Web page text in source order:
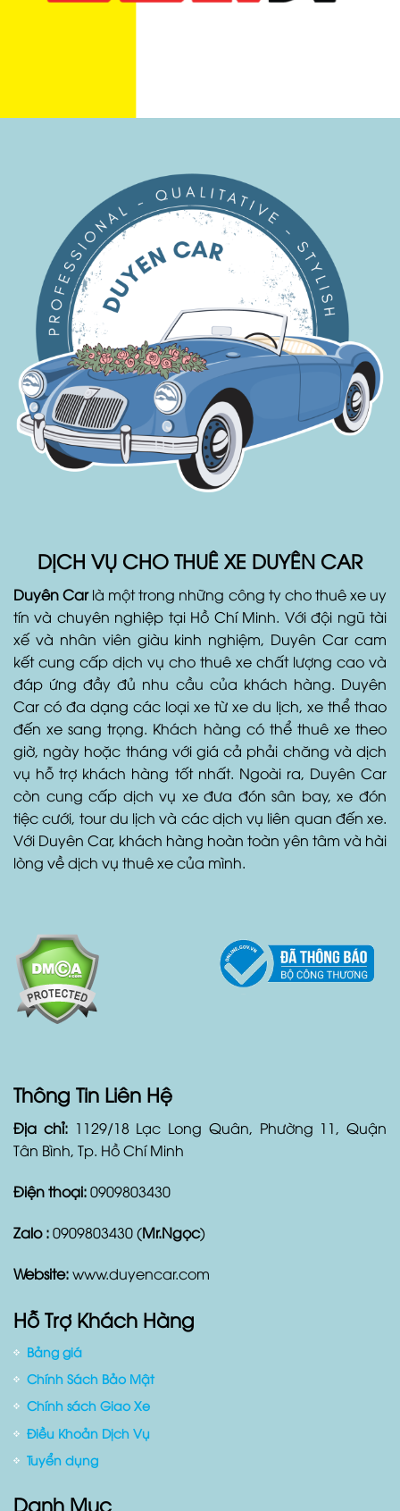
DỊCH VỤ CHO THUÊ XE DUYÊN CAR
Duyên Carlà một trong những công ty cho thuê xe uy
tín và chuyên nghiệp tại Hồ Chí Minh. Với đội ngũ tài
xế và nhân viên giàu kinh nghiệm, Duyên Car cam
kết cung cấp dịch vụ cho thuê xe chất lượng cao và
đáp ứng đầy đủ nhu cầu của khách hàng. Duyên
Car có đa dạng các loại xe từ xe du lịch, xe thể thao
đến xe sang trọng. Khách hàng có thể thuê xe theo
giờ, ngày hoặc tháng với giá cả phải chăng và dịch
vụ hỗ trợ khách hàng tốt nhất. Ngoài ra, Duyên Car
còn cung cấp dịch vụ xe đưa đón sân bay, xe đón
Thông Tin Liên Hệ
Địa chỉ:1129/18 Lạc Long Quân, Phường 11, Quận
Website: www.duyencar.com
Hỗ Trợ Khách Hàng
Bảng giá
Chính Sách Bảo Mật
Chính sách Giao Xe
Điều Khoản Dịch Vụ